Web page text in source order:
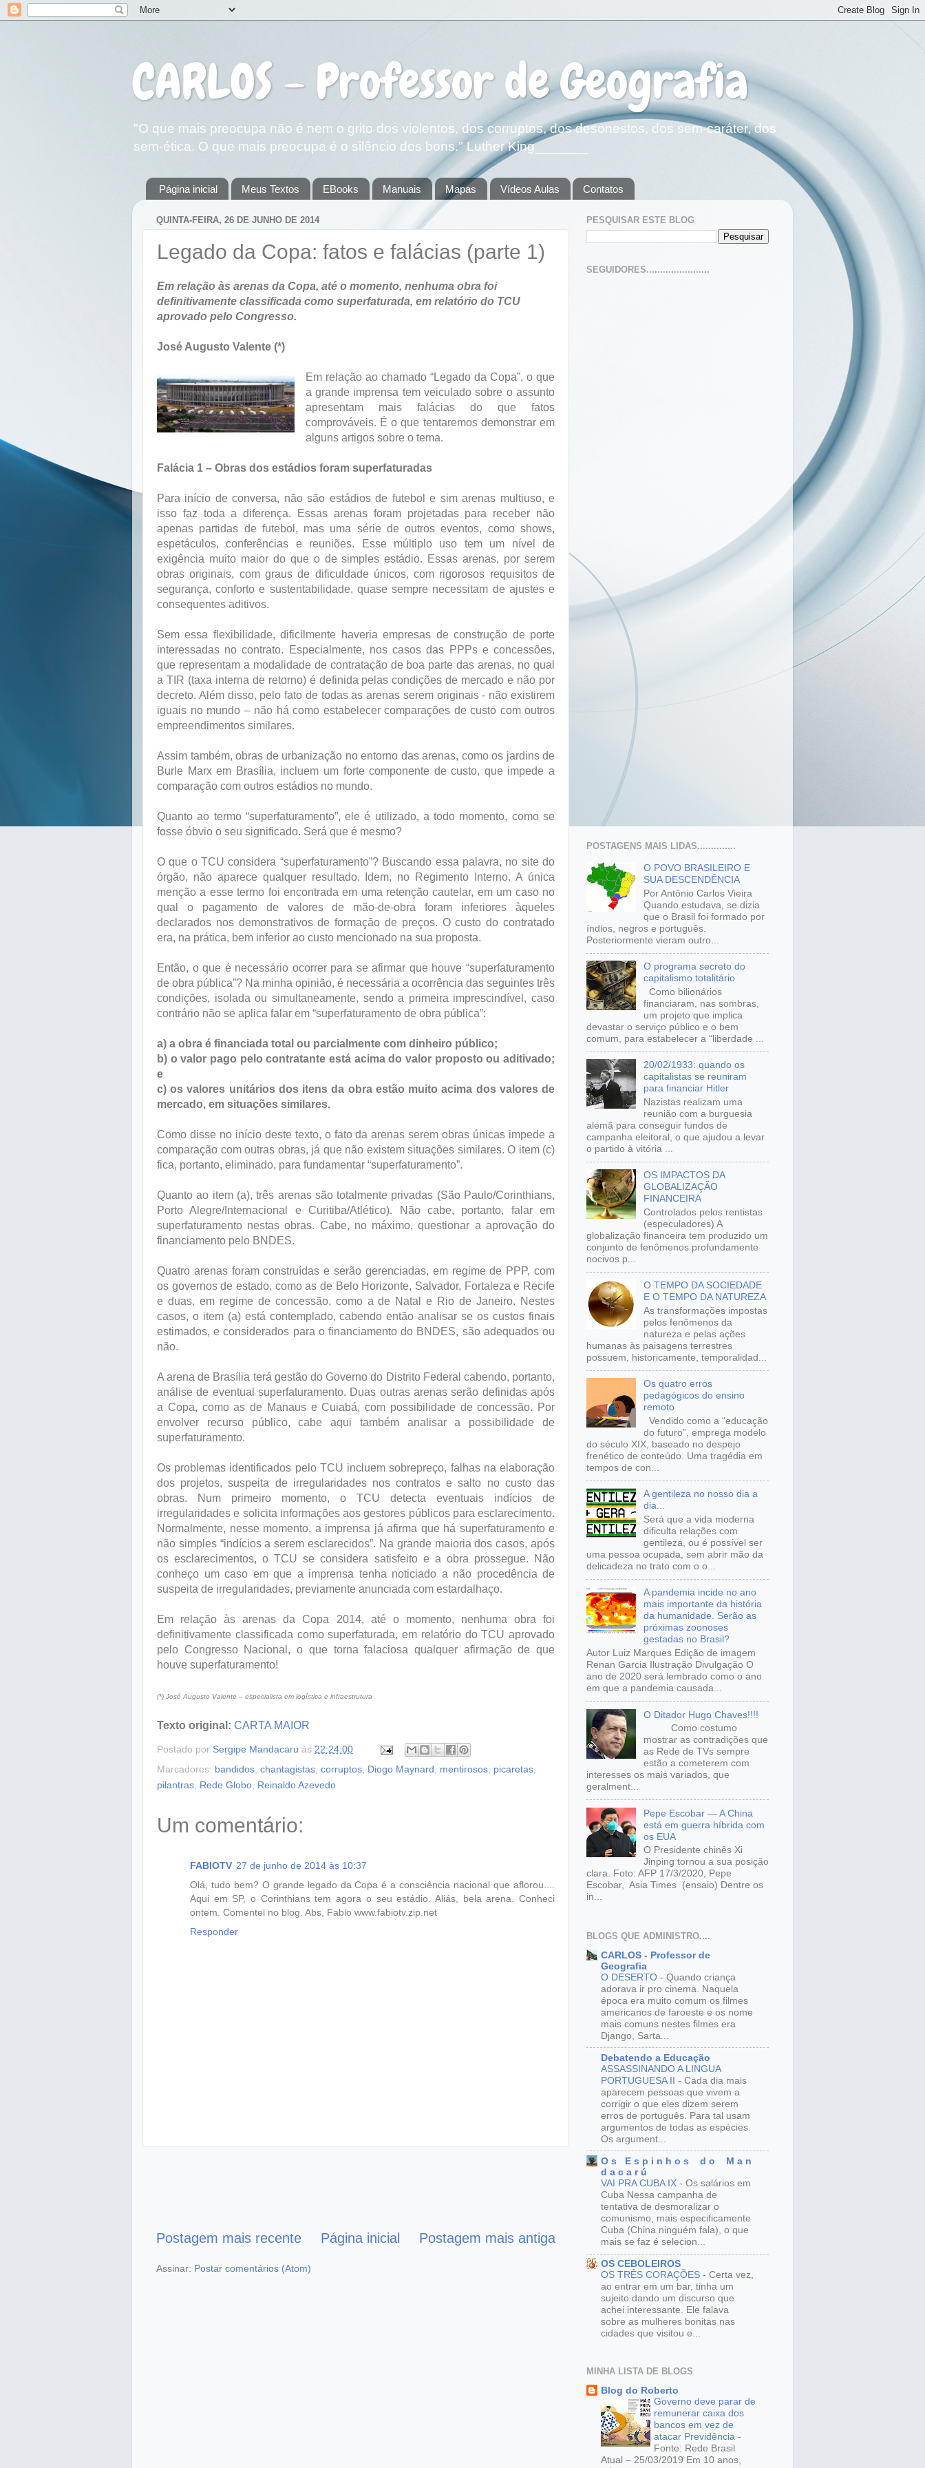
CARLOS - Professor de Geografia
"O que mais preocupa não é nem o grito dos violentos, dos corruptos, dos desonestos, dos sem-caráter, dos
sem-ética. O que mais preocupa é o silêncio dos bons." Luther King_______
Página inicial Meus Textos EBooks Manuais Mapas Vídeos Aulas Contatos
QUINTA-FEIRA, 26 DE JUNHO DE 2014
Legado da Copa: fatos e falácias (parte 1)
Em relação às arenas da Copa, até o momento, nenhuma obra foi
definitivamente classificada como superfaturada, em relatório do TCU
aprovado pelo Congresso.
José Augusto Valente (*)
Em relação ao chamado “Legado da Copa”, o que
a grande imprensa tem veiculado sobre o assunto
apresentam mais falácias do que fatos
comprováveis. É o que tentaremos demonstrar em
alguns artigos sobre o tema.
Falácia 1 – Obras dos estádios foram superfaturadas
Para início de conversa, não são estádios de futebol e sim arenas multiuso, e
isso faz toda a diferença. Essas arenas foram projetadas para receber não
apenas partidas de futebol, mas uma série de outros eventos, como shows,
espetáculos, conferências e reuniões. Esse múltiplo uso tem um nível de
exigência muito maior do que o de simples estádio. Essas arenas, por serem
obras originais, com graus de dificuldade únicos, com rigorosos requisitos de
segurança, conforto e sustentabilidade, quase sempre necessitam de ajustes e
consequentes aditivos.
Sem essa flexibilidade, dificilmente haveria empresas de construção de porte
interessadas no contrato. Especialmente, nos casos das PPPs e concessões,
que representam a modalidade de contratação de boa parte das arenas, no qual
a TIR (taxa interna de retorno) é definida pelas condições de mercado e não por
decreto. Além disso, pelo fato de todas as arenas serem originais - não existirem
iguais no mundo – não há como estabelecer comparações de custo com outros
empreendimentos similares.
Assim também, obras de urbanização no entorno das arenas, como os jardins de
Burle Marx em Brasília, incluem um forte componente de custo, que impede a
comparação com outros estádios no mundo.
Quanto ao termo “superfaturamento”, ele é utilizado, a todo momento, como se
fosse óbvio o seu significado. Será que é mesmo?
O que o TCU considera “superfaturamento”? Buscando essa palavra, no site do
órgão, não aparece qualquer resultado. Idem, no Regimento Interno. A única
menção a esse termo foi encontrada em uma retenção cautelar, em um caso no
qual o pagamento de valores de mão-de-obra foram inferiores àqueles
declarados nos demonstrativos de formação de preços. O custo do contratado
era, na prática, bem inferior ao custo mencionado na sua proposta.
Então, o que é necessário ocorrer para se afirmar que houve “superfaturamento
de obra pública”? Na minha opinião, é necessária a ocorrência das seguintes três
condições, isolada ou simultaneamente, sendo a primeira imprescindível, caso
contrário não se aplica falar em “superfaturamento de obra pública”:
a) a obra é financiada total ou parcialmente com dinheiro público;
b) o valor pago pelo contratante está acima do valor proposto ou aditivado;
e
c) os valores unitários dos itens da obra estão muito acima dos valores de
mercado, em situações similares.
Como disse no início deste texto, o fato da arenas serem obras únicas impede a
comparação com outras obras, já que não existem situações similares. O item (c)
fica, portanto, eliminado, para fundamentar “superfaturamento”.
Quanto ao item (a), três arenas são totalmente privadas (São Paulo/Corinthians,
Porto Alegre/Internacional e Curitiba/Atlético). Não cabe, portanto, falar em
superfaturamento nestas obras. Cabe, no máximo, questionar a aprovação do
financiamento pelo BNDES.
Quatro arenas foram construídas e serão gerenciadas, em regime de PPP, com
os governos de estado, como as de Belo Horizonte, Salvador, Fortaleza e Recife
e duas, em regime de concessão, como a de Natal e Rio de Janeiro. Nestes
casos, o item (a) está contemplado, cabendo então analisar se os custos finais
estimados, e considerados para o financiamento do BNDES, são adequados ou
não.
A arena de Brasília terá gestão do Governo do Distrito Federal cabendo, portanto,
análise de eventual superfaturamento. Duas outras arenas serão definidas após
a Copa, como as de Manaus e Cuiabá, com possibilidade de concessão. Por
envolver recurso público, cabe aqui também analisar a possibilidade de
superfaturamento.
Os problemas identificados pelo TCU incluem sobrepreço, falhas na elaboração
dos projetos, suspeita de irregularidades nos contratos e salto no custo das
obras. Num primeiro momento, o TCU detecta eventuais indícios de
irregularidades e solicita informações aos gestores públicos para esclarecimento.
Normalmente, nesse momento, a imprensa já afirma que há superfaturamento e
não simples “indícios a serem esclarecidos”. Na grande maioria dos casos, após
os esclarecimentos, o TCU se considera satisfeito e a obra prossegue. Não
conheço um caso em que a imprensa tenha noticiado a não procedência de
suspeita de irregularidades, previamente anunciada com estardalhaço.
Em relação às arenas da Copa 2014, até o momento, nenhuma obra foi
definitivamente classificada como superfaturada, em relatório do TCU aprovado
pelo Congresso Nacional, o que torna falaciosa qualquer afirmação de que
houve superfaturamento!
(*) José Augusto Valente – especialista em logística e infraestrutura
Texto original: CARTA MAIOR
Postado por Sergipe Mandacaru às 22:24:00
Marcadores: bandidos chantagistas corruptos Diogo Maynard mentirosos picaretas
pilantras Rede Globo Reinaldo Azevedo
Um comentário:
FABIOTV 27 de junho de 2014 às 10:37
Olá, tudo bem? O grande legado da Copa é a consciência nacional que aflorou....
Aqui em SP, o Corinthians tem agora o seu estádio. Aliás, bela arena. Conheci
ontem. Comentei no blog. Abs, Fabio www.fabiotv.zip.net
Responder
Postagem mais recente Postagem mais antiga
Página inicial
Assinar: Postar comentários (Atom)
PESQUISAR ESTE BLOG
SEGUIDORES.......................
POSTAGENS MAIS LIDAS..............
O POVO BRASILEIRO E
SUA DESCENDÊNCIA
Por Antônio Carlos Vieira
Quando estudava, se dizia
que o Brasil foi formado por
índios, negros e português.
Posteriormente vieram outro...
O programa secreto do
capitalismo totalitário
Como bilionários
financiaram, nas sombras,
um projeto que implica
devastar o serviço público e o bem
comum, para estabelecer a “liberdade ...
20/02/1933: quando os
capitalistas se reuniram
para financiar Hitler
Nazistas realizam uma
reunião com a burguesia
alemã para conseguir fundos de
campanha eleitoral, o que ajudou a levar
o partido à vitória ...
OS IMPACTOS DA
GLOBALIZAÇÃO
FINANCEIRA
Controlados pelos rentistas
(especuladores) A
globalização financeira tem produzido um
conjunto de fenômenos profundamente
nocivos p...
O TEMPO DA SOCIEDADE
E O TEMPO DA NATUREZA
As transformações impostas
pelos fenômenos da
natureza e pelas ações
humanas às paisagens terrestres
possuem, historicamente, temporalidad...
Os quatro erros
pedagógicos do ensino
remoto
Vendido como a “educação
do futuro”, emprega modelo
do século XIX, baseado no despejo
frenético de conteúdo. Uma tragédia em
tempos de con...
A gentileza no nosso dia a
dia...
Será que a vida moderna
dificulta relações com
gentileza, ou é possível ser
uma pessoa ocupada, sem abrir mão da
delicadeza no trato com o o...
A pandemia incide no ano
mais importante da história
da humanidade. Serão as
próximas zoonoses
gestadas no Brasil?
Autor Luiz Marques Edição de imagem
Renan Garcia Ilustração Divulgação O
ano de 2020 será lembrado como o ano
em que a pandemia causada...
O Ditador Hugo Chaves!!!!
Como costumo
mostrar as contradições que
as Rede de TVs sempre
estão a cometerem com
interesses os mais variados, que
geralment...
Pepe Escobar — A China
está em guerra híbrida com
os EUA
O Presidente chinês Xi
Jinping tornou a sua posição
clara. Foto: AFP 17/3/2020, Pepe
Escobar, Asia Times (ensaio) Dentre os
in...
BLOGS QUE ADMINISTRO....
CARLOS - Professor de
Geografia
O DESERTO - Quando criança
adorava ir pro cinema. Naquela
época era muito comum os filmes
americanos de faroeste e os nome
mais comuns nestes filmes era
Django, Sarta...
Debatendo a Educação
ASSASSINANDO A LINGUA
PORTUGUESA II - Cada dia mais
aparecem pessoas que vivem a
corrigir o que eles dizem serem
erros de português. Para tal usam
argumentos de todas as espécies.
Os argument...
O s E s p i n h o s d o M a n
d a c a r ú
VAI PRA CUBA IX - Os salários em
Cuba Nessa campanha de
tentativa de desmoralizar o
comunismo, mais especificamente
Cuba (China ninguém fala), o que
mais se faz é selecion...
OS CEBOLEIROS
OS TRÊS CORAÇÕES - Certa vez,
ao entrar em um bar, tinha um
sujeito dando um discurso que
achei interessante. Ele falava
sobre as mulheres bonitas nas
cidades que visitou e...
MINHA LISTA DE BLOGS
Blog do Roberto
Governo deve parar de
remunerar caixa dos
bancos em vez de
atacar Previdência -
Fonte: Rede Brasil
Atual – 25/03/2019 Em 10 anos,